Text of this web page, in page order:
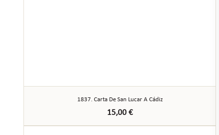
1837. Carta De San Lucar A Cádiz
15,00 €